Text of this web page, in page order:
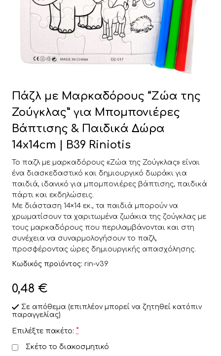
Πάζλ με Μαρκαδόρους “Ζώα της
Ζούγκλας” για Μπομπονιέρες
Βάπτισης & Παιδικά Δώρα
14x14cm | Β39 Riniotis
Το παζλ με μαρκαδόρους «Ζώα της Ζούγκλας» είναι
ένα διασκεδαστικό και δημιουργικό δωράκι για
παιδιά, ιδανικό για μπομπονιέρες βάπτισης, παιδικά
πάρτι και εκδηλώσεις.
Με διάσταση 14×14 εκ., τα παιδιά μπορούν να
χρωματίσουν τα χαριτωμένα ζωάκια της ζούγκλας με
τους μαρκαδόρους που περιλαμβάνονται και στη
συνέχεια να συναρμολογήσουν το παζλ,
προσφέροντας ώρες δημιουργικής απασχόλησης.
Κωδικός προϊόντος: rin-v39
0,48 €
Σε απόθεμα (επιπλέον μπορεί να ζητηθεί κατόπιν
παραγγελίας)
Επιλέξτε πακέτο: *
Σκέτο το διακοσμητικό